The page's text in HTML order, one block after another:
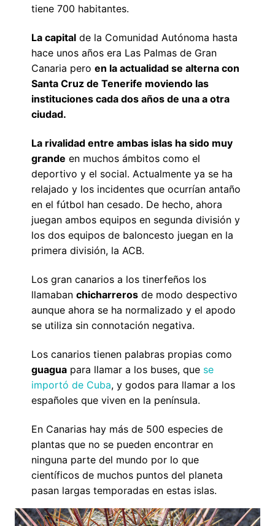
tiene 700 habitantes.
La capitalde la Comunidad Autónoma hasta
hace unos años era Las Palmas de Gran
Canaria pero en la actualidad se alterna con
Santa Cruz de Tenerife moviendo las
instituciones cada dos años de una a otra
ciudad.
La rivalidad entre ambas islas ha sido muy
grande en muchos ámbitos como el
deportivo y el social. Actualmente ya se ha
relajado y los incidentes que ocurrían antaño
en el fútbol han cesado. De hecho, ahora
juegan ambos equipos en segunda división y
los dos equipos de baloncesto juegan en la
primera división, la ACB.
Los gran canarios a los tinerfeños los
llamaban chicharrerosde modo despectivo
aunque ahora se ha normalizado y el apodo
se utiliza sin connotación negativa.
Los canarios tienen palabras propias como
guaguapara llamar a los buses, que se
importó de Cuba, y godos para llamar a los
españoles que viven en la península.
En Canarias hay más de 500 especies de
plantas que no se pueden encontrar en
ninguna parte del mundo por lo que
científicos de muchos puntos del planeta
pasan largas temporadas en estas islas.